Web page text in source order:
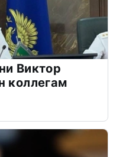
Виктор
коллегам